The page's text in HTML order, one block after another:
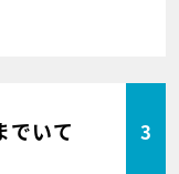
でいて 3